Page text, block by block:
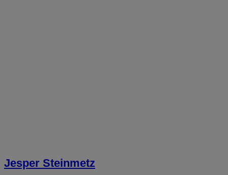
Jesper Steinmetz